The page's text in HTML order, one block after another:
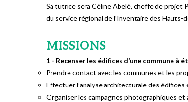
Sa tutrice sera Céline Abelé, cheffe de projet
du service régional de l’Inventaire des
MISSIONS
1 - Recenser les édifices d’une commune à
Prendre contact avec les communes et les
Effectuer l’analyse architecturale des édifices
Organiser les campagnes photographiques